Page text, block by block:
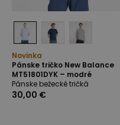
Novinka
Pánske tričko New Balance
MT51801DYK – modré
Pánske bežecké tričká
30,00 €